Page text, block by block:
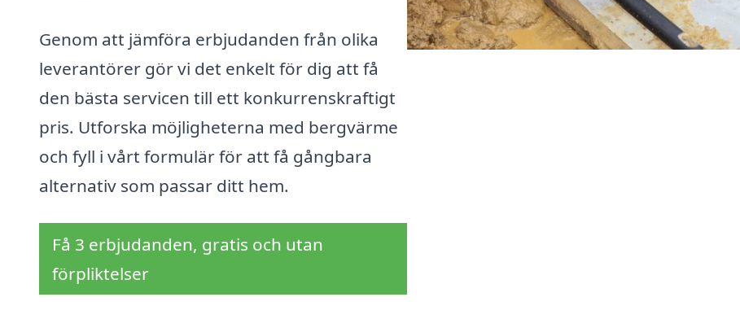
Genom att jämföra erbjudanden från olika
leverantörer gör vi det enkelt för dig att få
den bästa servicen till ett konkurrenskraftigt
pris. Utforska möjligheterna med bergvärme
och fyll i vårt formulär för att få gångbara
alternativ som passar ditt hem.
Få 3 erbjudanden, gratis och utan
förpliktelser